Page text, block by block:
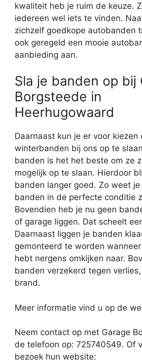
kwaliteit heb je ruim de keuze.
iedereen wel iets te vinden.
zichzelf goedkope autobanden
ook geregeld een mooie
aanbieding aan.
Sla je banden op bij
Borgsteede in
Heerhugowaard
Daarnaast kun je er voor kiezen
winterbanden bij ons op te
banden is het het beste om ze
mogelijk op te slaan. Hierdoor
banden langer goed. Zo weet
banden in de perfecte conditie
Bovendien heb je nu geen
of garage liggen. Dat scheelt
Daarnaast liggen je banden
gemonteerd te worden
hebt nergens omkijken naar.
banden verzekerd tegen
brand.
Meer informatie vind u op de
Neem contact op met Garage
de telefoon op: 725740549. Of
bezoek hun website: